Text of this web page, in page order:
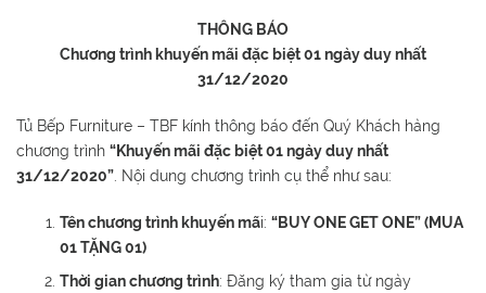
THÔNG BÁO
Chương trình khuyến mãi đặc biệt 01 ngày duy nhất
31/12/2020
Tủ Bếp Furniture – TBF kính thông báo đến Quý Khách hàng
chương trình “Khuyến mãi đặc biệt 01 ngày duy nhất
31/12/2020”. Nội dung chương trình cụ thể như sau:
Tên chương trình khuyến mãi: “BUY ONE GET ONE” (MUA
01 TẶNG 01)
Thời gian chương trình: Đăng ký tham gia từ ngày